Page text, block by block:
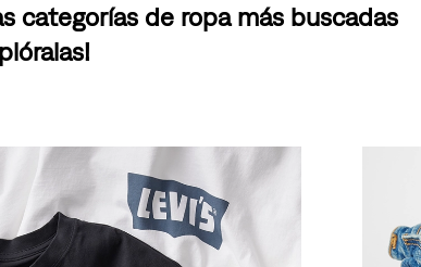
categorías de ropa más buscadas